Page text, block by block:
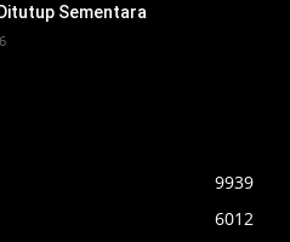
Sementara
9939
6012